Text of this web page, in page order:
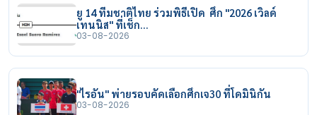
ยู 14 ทีมชาติไทย ร่วมพิธีเปิด ศึก "2026 เวิลด์
เทนนิส" ที่เช็ก…
03-08-2026
"ไรอัน" พ่ายรอบคัดเลือกศึกเจ30 ที่โดมินิกัน
03-08-2026